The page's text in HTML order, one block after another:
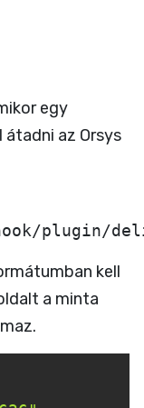
egy
az Orsys
plugin/
kell
a minta